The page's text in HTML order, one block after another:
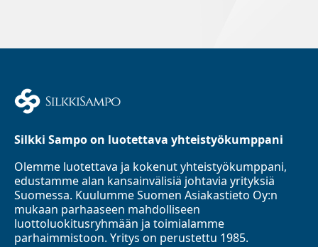
Silkki Sampo on luotettava yhteistyökumppani
Olemme luotettava ja kokenut yhteistyökumppani,
edustamme alan kansainvälisiä johtavia yrityksiä
Suomessa. Kuulumme Suomen Asiakastieto Oy:n
mukaan parhaaseen mahdolliseen
luottoluokitusryhmään ja toimialamme
parhaimmistoon. Yritys on perustettu 1985.